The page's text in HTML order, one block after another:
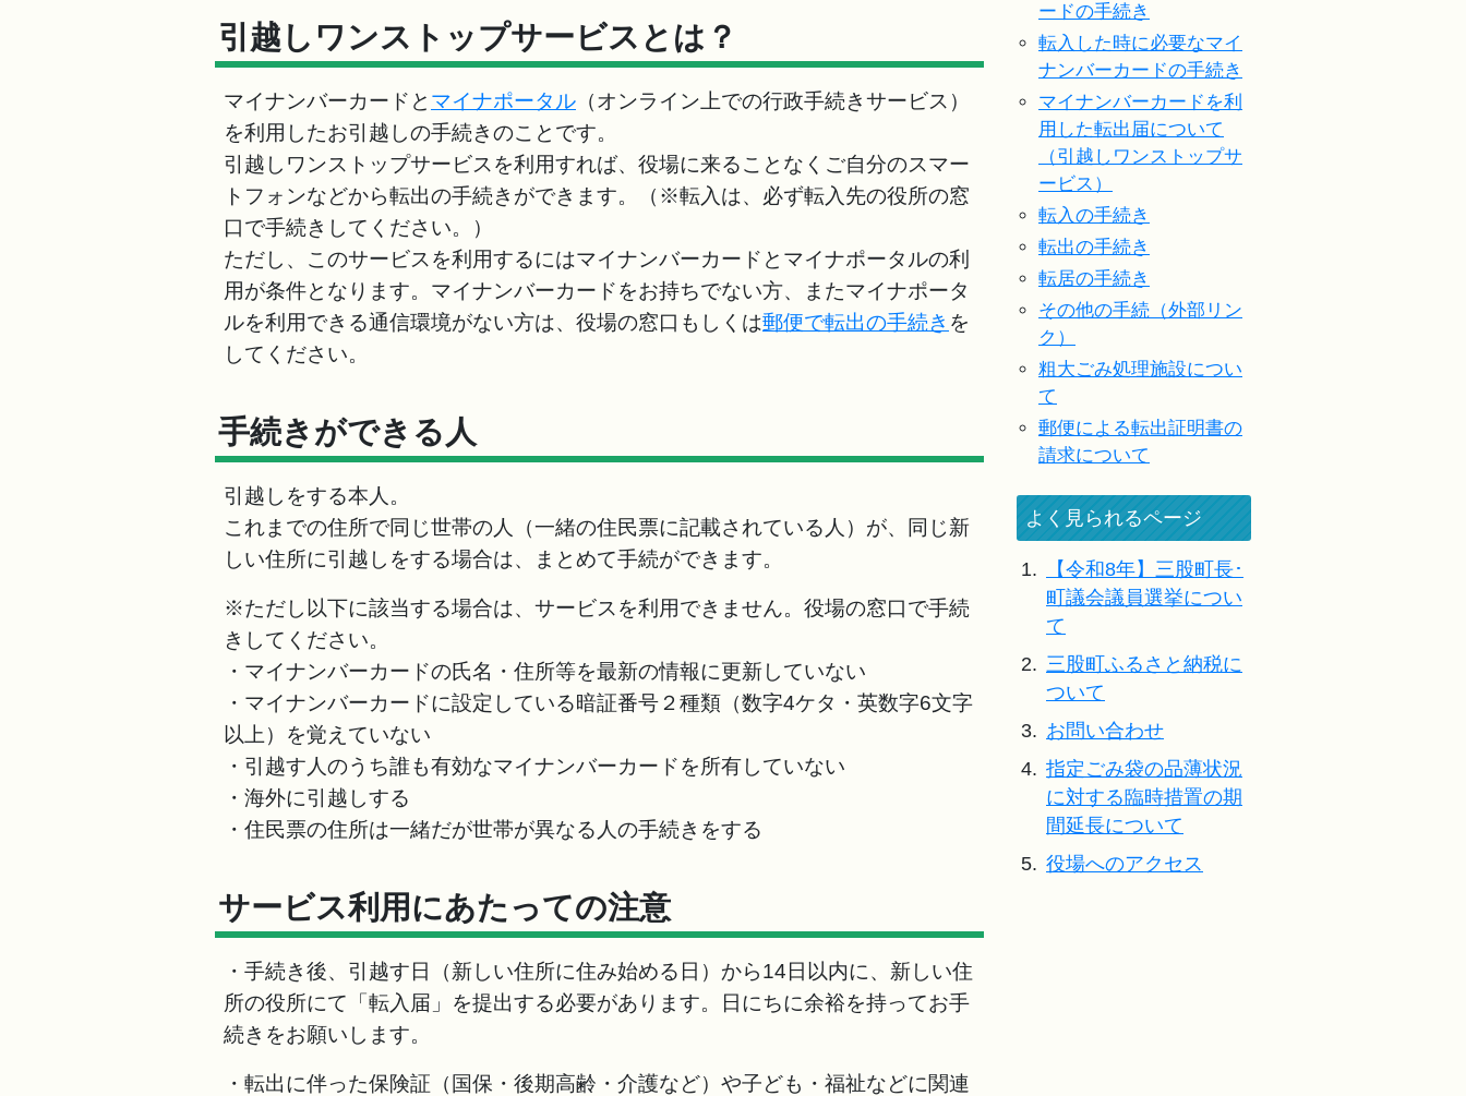
引越しワンストップサービスとは？
マイナンバーカードと マイナポータル （オンライン上での行政手続きサービス）
を利用したお引越しの手続きのことです。
引越しワンストップサービスを利用すれば、役場に来ることなくご自分のスマー
トフォンなどから転出の手続きができます。（※転入は、必ず転入先の役所の窓
口で手続きしてください。）
ただし、このサービスを利用するにはマイナンバーカードとマイナポータルの利
用が条件となります。マイナンバーカードをお持ちでない方、またマイナポータ
ルを利用できる通信環境がない方は、役場の窓口もしくは郵便で転出の手続き を
してください。
手続きができる人
引越しをする本人。
これまでの住所で同じ世帯の人（一緒の住民票に記載されている人）が、同じ新
しい住所に引越しをする場合は、まとめて手続ができます。
※ただし以下に該当する場合は、サービスを利用できません。役場の窓口で手続
きしてください。
・マイナンバーカードの氏名・住所等を最新の情報に更新していない
・マイナンバーカードに設定している暗証番号２種類（数字4ケタ・英数字6文字
以上）を覚えていない
・引越す人のうち誰も有効なマイナンバーカードを所有していない
・海外に引越しする
・住民票の住所は一緒だが世帯が異なる人の手続きをする
サービス利用にあたっての注意
・手続き後、引越す日（新しい住所に住み始める日）から14日以内に、新しい住
所の役所にて「転入届」を提出する必要があります。日にちに余裕を持ってお手
続きをお願いします。
・転出に伴った保険証（国保・後期高齢・介護など）や子ども・福祉などに関連
ードの手続き
転入した時に必要なマイ
ナンバーカードの手続き
マイナンバーカードを利
用した転出届について
（引越しワンストップサ
ービス）
転入の手続き
転出の手続き
転居の手続き
その他の手続（外部リン
ク）
粗大ごみ処理施設につい
て
郵便による転出証明書の
請求について
よく見られるページ
1.
【令和8年】三股町長･
町議会議員選挙につい
て
2. 三股町ふるさと納税に
ついて
3. お問い合わせ
4. 指定ごみ袋の品薄状況
に対する臨時措置の期
間延長について
5. 役場へのアクセス